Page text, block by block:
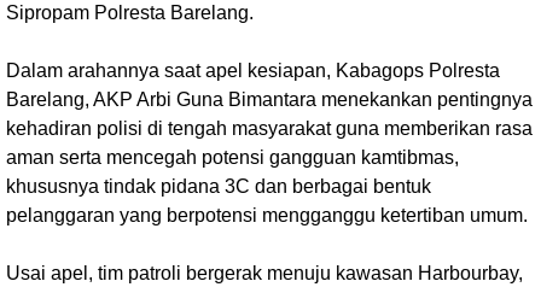
Sipropam Polresta Barelang.
Dalam arahannya saat apel kesiapan, Kabagops Polresta
Barelang, AKP Arbi Guna Bimantara menekankan pentingnya
kehadiran polisi di tengah masyarakat guna memberikan rasa
aman serta mencegah potensi gangguan kamtibmas,
khususnya tindak pidana 3C dan berbagai bentuk
pelanggaran yang berpotensi mengganggu ketertiban umum.
Usai apel, tim patroli bergerak menuju kawasan Harbourbay,